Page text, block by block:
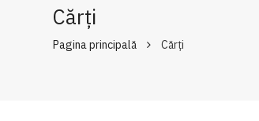
Cărți
Pagina principală Cărți